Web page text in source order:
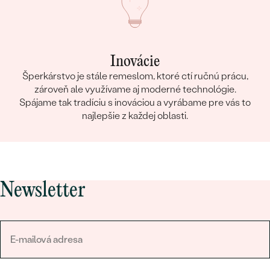
Inovácie
Šperkárstvo je stále remeslom, ktoré ctí ručnú prácu,
zároveň ale využívame aj moderné technológie.
Spájame tak tradíciu s inováciou a vyrábame pre vás to
najlepšie z každej oblasti.
Newsletter